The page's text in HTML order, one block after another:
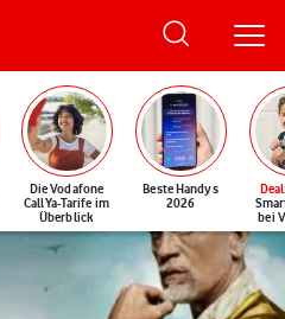
Die Vodafone
CallYa-Tarife im
Überblick
Beste Handys
2026
Deal
bei